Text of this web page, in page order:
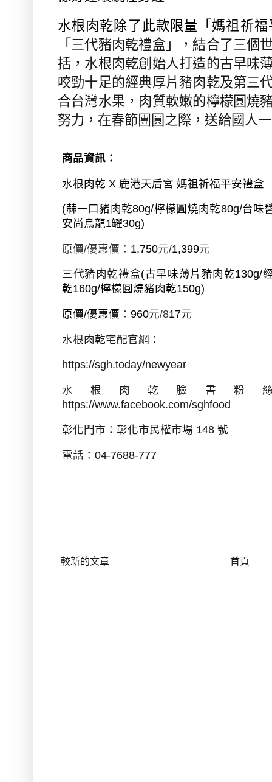
水根肉乾除了此款限量「媽祖祈
「 三代豬肉乾禮盒」
，結合了三個
括，水根肉乾創始人打造的古早味
咬勁十足的經典厚片豬肉乾及第三
合台灣水果，肉質軟嫩的檸檬圓燒
努力，在春節團圓之際，送給國人
商品資訊：
水根肉乾 X 鹿港天后宮 媽祖祈福平安禮盒
(蒜一口豬肉乾80g/檸檬圓燒肉乾80g/台味
安尚烏龍1罐30g)
原價/優惠價： 1,750元/1,399元
三代豬肉乾禮盒(古早味薄片豬肉乾130g/
乾160g/檸檬圓燒豬肉乾150g)
原價/優惠價 ：960元/817元
水根肉乾宅配官網：
https://sgh.today/newyear
水根肉乾臉書粉
https://www.facebook.com/sghfood
彰化門市：彰化市⺠權市場 148號
電話：04-7688-777
較新的文章 首頁